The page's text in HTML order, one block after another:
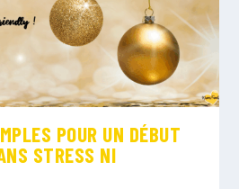
POUR UN DÉBUT
STRESS NI